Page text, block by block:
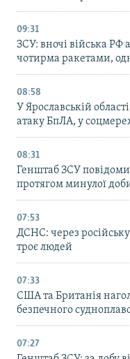
09:31
ЗСУ: вночі війська РФ
чотирма ракетами,
08:58
У Ярославській
атаку БпЛА, у
08:31
Генштаб ЗСУ
протягом минулої
07:53
ДСНС: через
троє людей
07:33
США та Британія
безпечного
07:27